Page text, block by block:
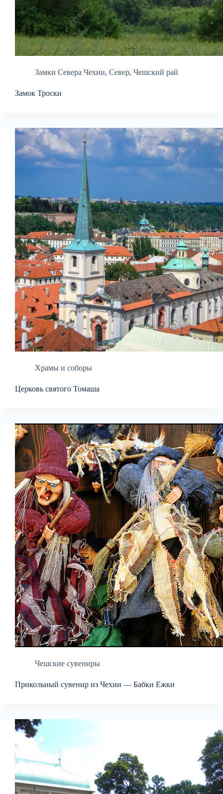
Замки Севера Чехии, Север, Чешский рай
Замок Троски
Храмы и соборы
Церковь святого Томаша
Чешские сувениры
Прикольный сувенир из Чехии — Бабки Ежки